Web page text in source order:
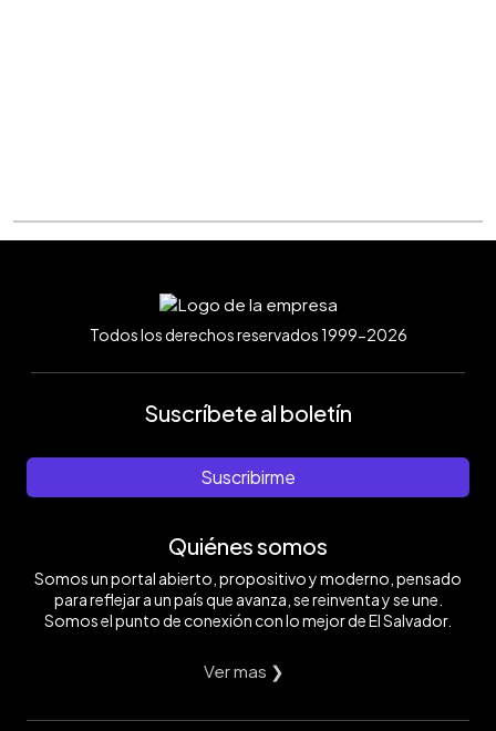
Todos los derechos reservados 1999-2026
Suscríbete al boletín
Suscribirme
Quiénes somos
Somos un portal abierto, propositivo y moderno, pensado
para reflejar a un país que avanza, se reinventa y se une.
Somos el punto de conexión con lo mejor de El Salvador.
Ver mas ❯